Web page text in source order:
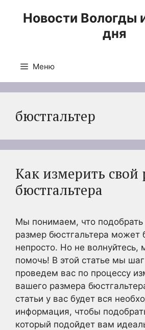
Новости Вологды
дня
Меню
бюстгальтер
Как измерить свой
бюстгальтера
Мы понимаем, что
размер бюстгальтера может
непросто. Но не волнуйтесь,
помочь! В этой статье мы
проведем вас по процессу
вашего размера
статьи у вас будет вся
информация, чтобы
который подойдет вам